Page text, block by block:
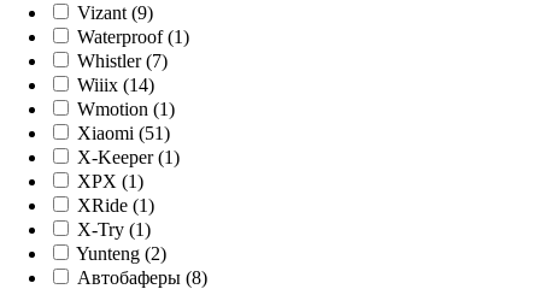
Vizant (9)
Waterproof (1)
Whistler (7)
Wiiix (14)
Wmotion (1)
Xiaomi (51)
X-Keeper (1)
XPX (1)
XRide (1)
X-Try (1)
Yunteng (2)
Автобаферы (8)